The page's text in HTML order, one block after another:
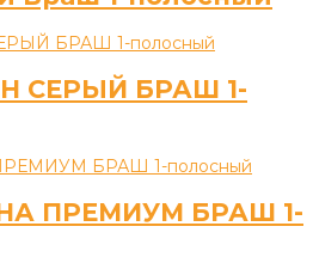
СЕРЫЙ БРАШ 1-
ПРЕМИУМ БРАШ 1-